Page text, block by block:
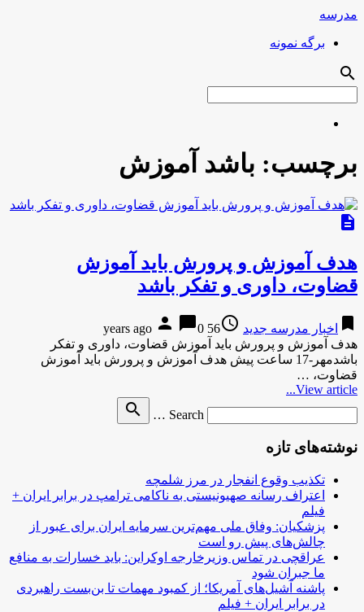
مدرسه
برگه نمونه
search
برچسب: باشد آموزش
description
هدف آموزش و پرورش باید آموزش
قضاوت، داوری و تفکر باشد
bookmark اخبار مدرسه جدید access_time
56 years ago
person chat_bubble0
هدف آموزش و پرورش باید آموزش قضاوت، داوری و تفکر
باشدمهر-17 ساعت پیش هدف آموزش و پرورش باید آموزش
قضاوت، …
View article...
Search …
search
نوشته‌های تازه
تکذیب وقوع انفجار در مرز شلمچه
اعتراف رسانه صهیونیستی به ناکامی ترامپ در برابر ایران +
فیلم
پزشکیان: وفاق ملی مهم‌ترین سرمایه ایران برای عبور از
چالش‌های پیش رو است
عراقچی در تماس وزیرخارجه اوکراین: باید خسارات به منافع
ما جبران شود
پاشنه آشیل‌های آمریکا؛ از کمبود مهمات تا بن‌بست راهبردی
در برابر ایران + فیلم